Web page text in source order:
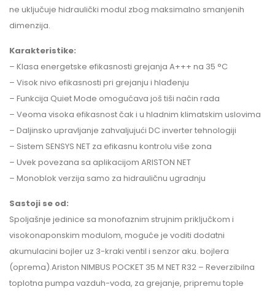
ne uključuje hidraulički modul zbog maksimalno smanjenih
dimenzija.
Karakteristike:
– Klasa energetske efikasnosti grejanja A+++ na 35 °C
– Visok nivo efikasnosti pri grejanju i hlađenju
– Funkcija Quiet Mode omogućava još tiši način rada
– Veoma visoka efikasnost čak i u hladnim klimatskim uslovima
– Daljinsko upravljanje zahvaljujući DC inverter tehnologiji
– Sistem SENSYS NET za efikasnu kontrolu više zona
– Uvek povezana sa aplikacijom ARISTON NET
– Monoblok verzija samo za hidrauličnu ugradnju
Sastoji se od:
Spoljašnje jedinice sa monofaznim strujnim priključkom i
visokonaponskim modulom, moguće je voditi dodatni
akumulacini bojler uz 3-kraki ventil i senzor aku. bojlera
(oprema).Ariston NIMBUS POCKET 35 M NET R32 – Reverzibilna
toplotna pumpa vazduh-voda, za grejanje, pripremu tople